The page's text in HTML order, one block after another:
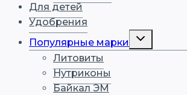
Для детей
Удобрения
Популярные марки
Переключить
меню
Литовиты
Нутриконы
Байкал ЭМ